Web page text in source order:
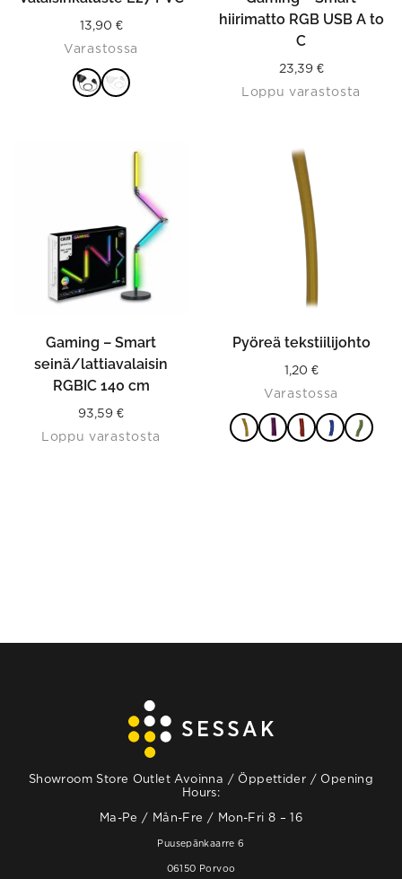
13,90 €
Varastossa
hiirimatto RGB USB A to
C
23,39 €
Loppu varastosta
Gaming – Smart
seinä/lattiavalaisin
RGBIC 140 cm
93,59 €
Loppu varastosta
This
product
has
multiple
variants.
The
options
may
be
on
product
page
Pyöreä tekstiilijohto
1,20 €
Varastossa
Showroom Store Outlet Avoinna / Öppettider / Opening
Hours:
Ma-Pe / Mån-Fre / Mon-Fri 8 – 16
Puusepänkaarre 6
06150 Porvoo